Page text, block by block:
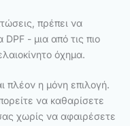
πρέπει να
- μια από τις πιο
όχημα.
πλέον η μόνη επιλογή.
να καθαρίσετε
χωρίς να αφαιρέσετε